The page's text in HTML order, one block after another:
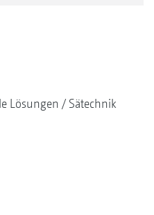
Lösungen
Sätechnik